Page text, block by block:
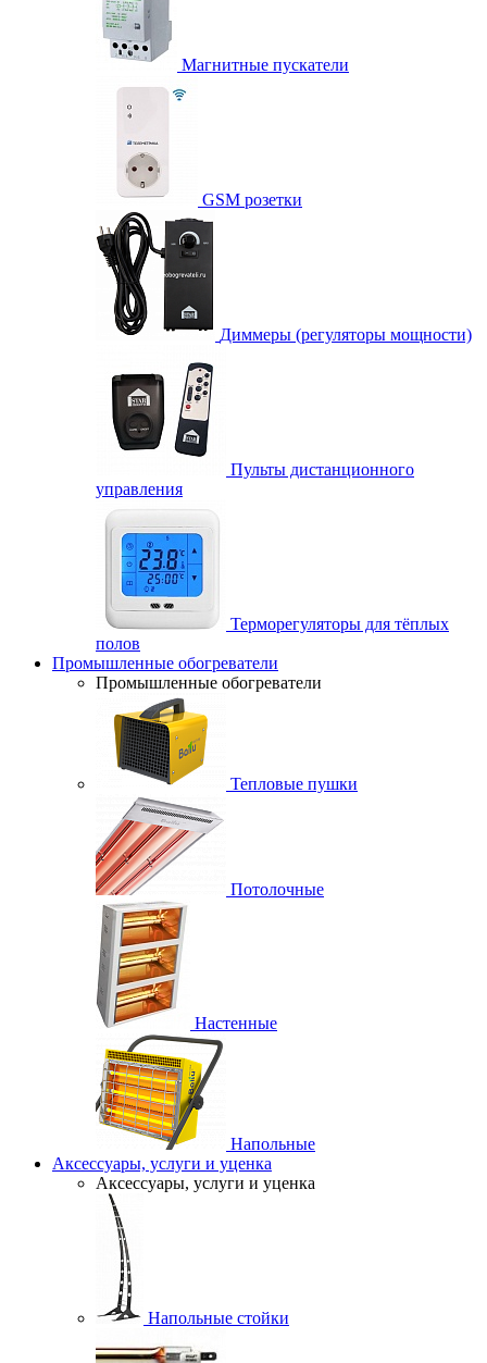
Магнитные пускатели
GSM розетки
Диммеры (регуляторы мощности)
Пульты дистанционного
управления
Терморегуляторы для тёплых
полов
Промышленные обогреватели
Промышленные обогреватели
Тепловые пушки
Потолочные
Настенные
Напольные
Аксессуары, услуги и уценка
Аксессуары, услуги и уценка
Напольные стойки